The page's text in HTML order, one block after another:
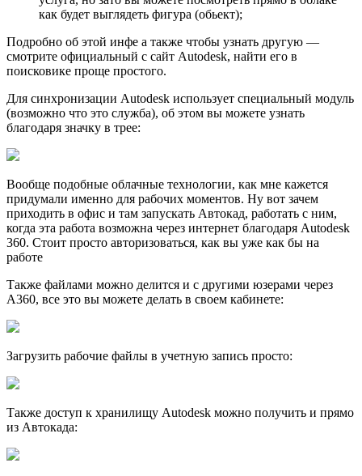
как будет выглядеть фигура (обьект);
Подробно об этой инфе а также чтобы узнать другую —
смотрите официальный с сайт Autodesk, найти его в
поисковике проще простого.
Для синхронизации Autodesk использует специальный модуль
(возможно что это служба), об этом вы можете узнать
благодаря значку в трее:
Вообще подобные облачные технологии, как мне кажется
придумали именно для рабочих моментов. Ну вот зачем
приходить в офис и там запускать Автокад, работать с ним,
когда эта работа возможна через интернет благодаря Autodesk
360. Стоит просто авторизоваться, как вы уже как бы на
работе
Также файлами можно делится и с другими юзерами через
A360, все это вы можете делать в своем кабинете:
Загрузить рабочие файлы в учетную запись просто:
Также доступ к хранилищу Autodesk можно получить и прямо
из Автокада: